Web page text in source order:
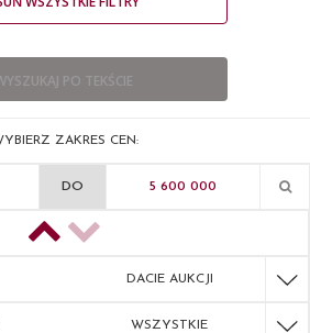
ZAKRES CEN:
DO
DACIE AUKCJI
WSZYSTKIE